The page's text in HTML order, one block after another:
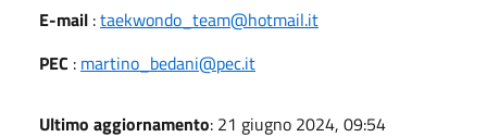
E-mail :taekwondo_team@hotmail.it
PEC : martino_bedani@pec.it
Ultimo aggiornamento: 21 giugno 2024, 09:54